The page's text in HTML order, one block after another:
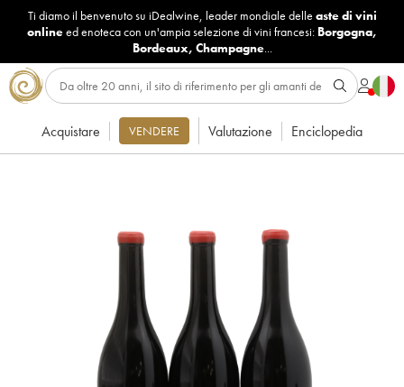
Ti diamo il benvenuto su iDealwine, leader mondiale delle aste di vini
onlineed enoteca con un'ampia selezione di vini francesi: Borgogna,
Bordeaux, Champagne...
Acquistare VENDERE Valutazione Enciclopedia